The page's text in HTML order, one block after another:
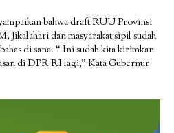
bahwa draft RUU Provinsi
Jikalahari dan masyarakat sipil sudah
di sana. “ Ini sudah kita kirimkan
di DPR RI lagi,” Kata Gubernur